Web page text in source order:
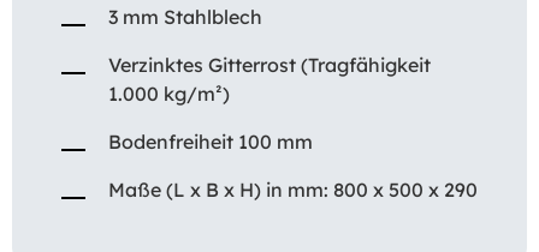
3 mm Stahlblech
Verzinktes Gitterrost (Tragfähigkeit
1.000 kg/m²)
Bodenfreiheit 100 mm
Maße (L x B x H) in mm: 800 x 500 x 290